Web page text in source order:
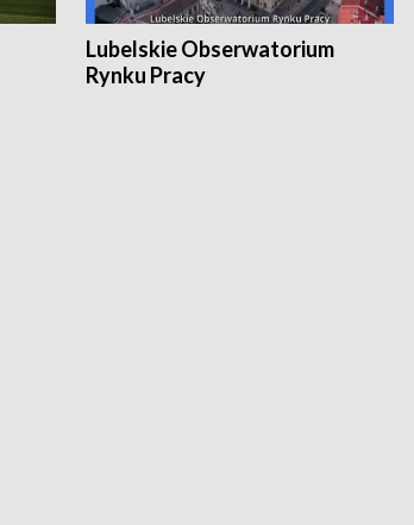
Lubelskie Obserwatorium
Rynku Pracy